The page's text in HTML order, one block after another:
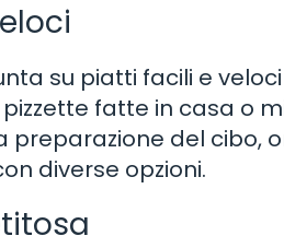
su piatti facili e
fatte in casa o
del cibo,
diverse opzioni.